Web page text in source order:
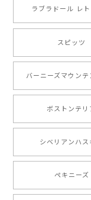
とても可愛かっ
りまして、元気
ました。ありが
ラブラドール レ
スピッツ
バーニーズマウンテ
ボストンテリ
シベリアンハス
ペキニーズ